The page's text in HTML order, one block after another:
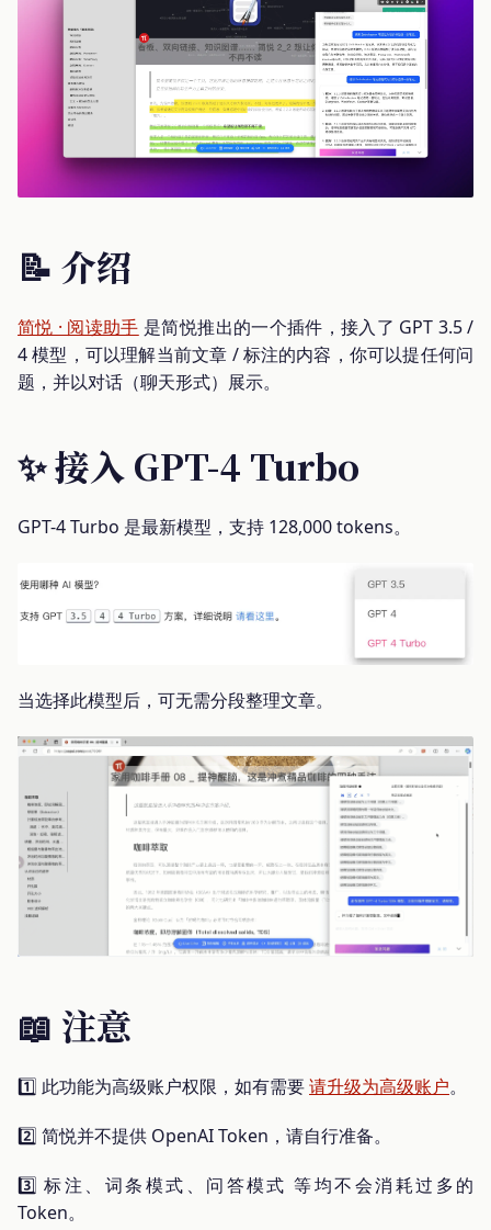
📝 介绍
简悦 · 阅读助手 是简悦推出的一个插件，接入了 GPT 3.5 /
4 模型，可以理解当前文章 / 标注的内容，你可以提任何问
题，并以对话（聊天形式）展示。
✨ 接入 GPT-4 Turbo
GPT-4 Turbo 是最新模型，支持 128,000 tokens。
当选择此模型后，可无需分段整理文章。
📖 注意
1️⃣ 此功能为高级账户权限，如有需要请升级为高级账户。
2️⃣ 简悦并不提供 OpenAI Token，请自行准备。
3️⃣ 标注、词条模式、问答模式 等均不会消耗过多的
Token。